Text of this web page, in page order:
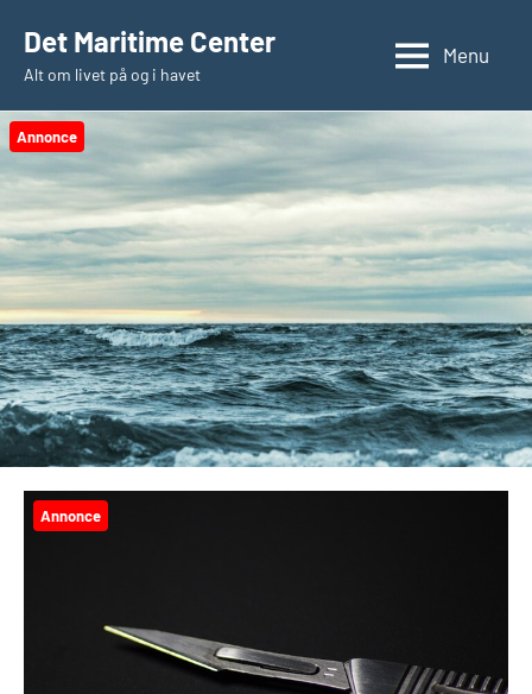
indhold
Det Maritime Center
Alt om livet på og i havet
Menu
Annonce
Annonce